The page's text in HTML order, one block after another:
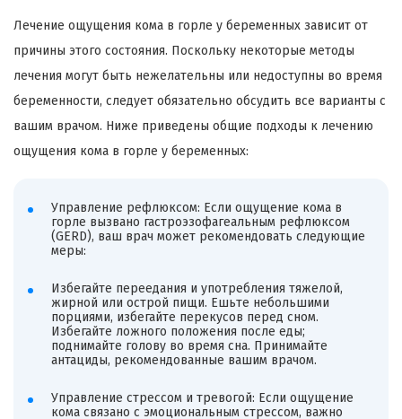
Лечение ощущения кома в горле у беременных зависит от
причины этого состояния. Поскольку некоторые методы
лечения могут быть нежелательны или недоступны во время
беременности, следует обязательно обсудить все варианты с
вашим врачом. Ниже приведены общие подходы к лечению
ощущения кома в горле у беременных:
Управление рефлюксом: Если ощущение кома в
горле вызвано гастроэзофагеальным рефлюксом
(GERD), ваш врач может рекомендовать следующие
меры:
Избегайте переедания и употребления тяжелой,
жирной или острой пищи. Ешьте небольшими
порциями, избегайте перекусов перед сном.
Избегайте ложного положения после еды;
поднимайте голову во время сна. Принимайте
антациды, рекомендованные вашим врачом.
Управление стрессом и тревогой: Если ощущение
кома связано с эмоциональным стрессом, важно